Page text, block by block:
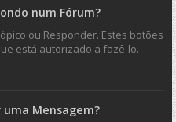
num Fórum?
ou Responder. Estes botões
está autorizado a fazê-lo.
Mensagem?